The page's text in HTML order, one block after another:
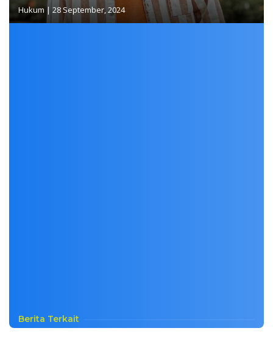
Hukum | 28 September, 2024
Berita Terkait